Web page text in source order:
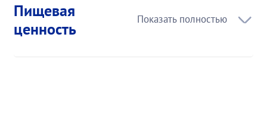
Пищевая
ценность